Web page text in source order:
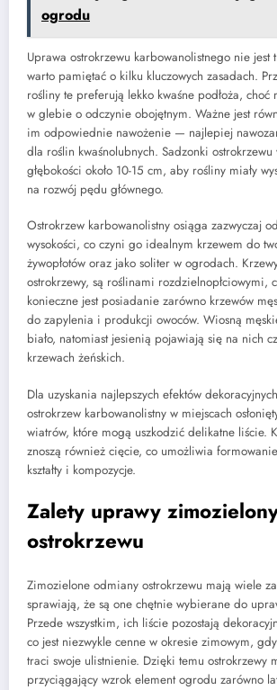
ogrodu
Uprawa ostrokrzewu karbowanolistnego nie jest
warto pamiętać o kilku kluczowych zasadach.
rośliny te preferują lekko kwaśne podłoża, choć
w glebie o odczynie obojętnym. Ważne jest
im odpowiednie nawożenie — najlepiej
dla roślin kwaśnolubnych. Sadzonki
głębokości około 10-15 cm, aby rośliny miały
na rozwój pędu głównego.
Ostrokrzew karbowanolistny osiąga zazwyczaj
wysokości, co czyni go idealnym krzewem do
żywopłotów oraz jako soliter w ogrodach.
ostrokrzewy, są roślinami rozdzielnopłciowymi,
konieczne jest posiadanie zarówno krzewów
do zapylenia i produkcji owoców. Wiosną
biało, natomiast jesienią pojawiają się na nich
krzewach żeńskich.
Dla uzyskania najlepszych efektów
ostrokrzew karbowanolistny w miejscach
wiatrów, które mogą uszkodzić delikatne liście.
znoszą również cięcie, co umożliwia
kształty i kompozycje.
Zalety uprawy
ostrokrzewu
Zimozielone odmiany ostrokrzewu mają wiele
sprawiają, że są one chętnie wybierane do
Przede wszystkim, ich liście pozostają
co jest niezwykle cenne w okresie zimowym,
traci swoje ulistnienie. Dzięki temu ostrokrzewy
przyciągający wzrok element ogrodu zarówno